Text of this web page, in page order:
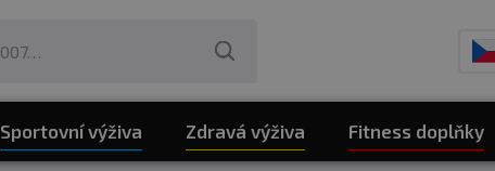
Sportovní výživa Zdravá výživa Fitness doplňky